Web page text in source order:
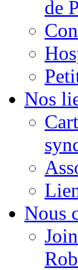
de
Nos
Nous